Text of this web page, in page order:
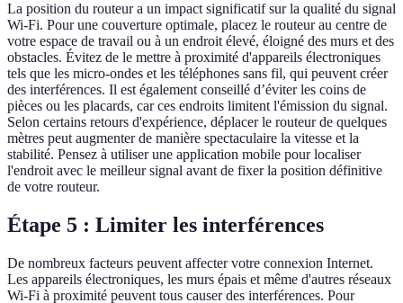
La position du routeur a un impact significatif sur la qualité du signal
Wi-Fi. Pour une couverture optimale, placez le routeur au centre de
votre espace de travail ou à un endroit élevé, éloigné des murs et des
obstacles. Évitez de le mettre à proximité d'appareils électroniques
tels que les micro-ondes et les téléphones sans fil, qui peuvent créer
des interférences. Il est également conseillé d’éviter les coins de
pièces ou les placards, car ces endroits limitent l'émission du signal.
Selon certains retours d'expérience, déplacer le routeur de quelques
mètres peut augmenter de manière spectaculaire la vitesse et la
stabilité. Pensez à utiliser une application mobile pour localiser
l'endroit avec le meilleur signal avant de fixer la position définitive
de votre routeur.
Étape 5 : Limiter les interférences
De nombreux facteurs peuvent affecter votre connexion Internet.
Les appareils électroniques, les murs épais et même d'autres réseaux
Wi-Fi à proximité peuvent tous causer des interférences. Pour